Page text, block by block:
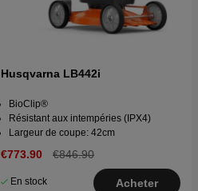
Husqvarna LB442i
BioClip®
Résistant aux intempéries (IPX4)
Largeur de coupe: 42cm
€773.90 €846.90
En stock Acheter